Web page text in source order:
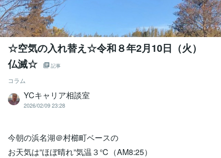
☆空気の入れ替え☆令和８年2月10日（火）
仏滅☆
記事
コラム
YCキャリア相談室
2026/02/09 23:28
今朝の浜名湖＠村櫛町ベースの
お天気は”ほぼ晴れ”気温３℃（AM8:25）